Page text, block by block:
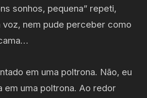
sonhos, pequena” repeti,
voz, nem pude perceber como
em uma poltrona. Não, eu
em uma poltrona. Ao redor